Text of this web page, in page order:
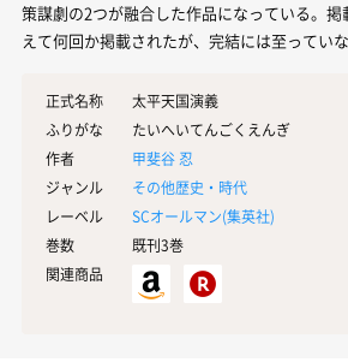
策謀劇の2つが融合した作品になっている。
えて何回か掲載されたが、完結には至っていな
正式名称
太平天国演義
ふりがな
たいへいてんごくえんぎ
作者
甲斐谷 忍
ジャンル
その他歴史・時代
レーベル
SCオールマン(集英社)
巻数
既刊3巻
関連商品